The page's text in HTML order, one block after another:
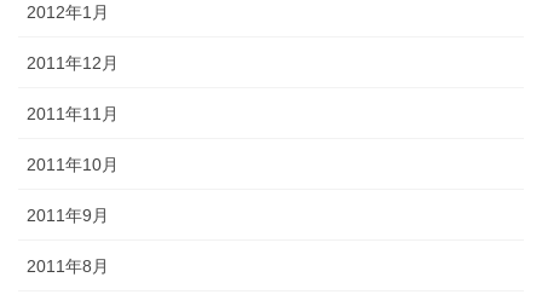
2012年1月
2011年12月
2011年11月
2011年10月
2011年9月
2011年8月